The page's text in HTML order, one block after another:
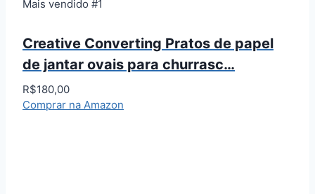
Mais vendido #1
Creative Converting Pratos de papel
de jantar ovais para churrasc…
R$180,00
Comprar na Amazon